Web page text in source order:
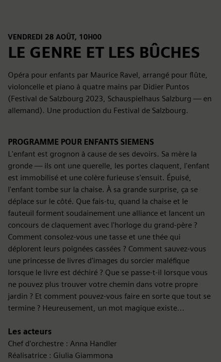
VENDREDI 28 AOÛT, 10H00
LE GENRE ET LES BÛCHES
Opéra pour enfants par Maurice Ravel, arrangé pour flûte,
violoncelle et piano à quatre mains par Didier Puntos
(Festival de Salzbourg 2023, Schauspielhaus Salzburg — en
allemand). Une production du Festival de Salzbourg.
PROGRAMME POUR ENFANTS SIEMENS
L'enfant est grognon à cause de ses devoirs. Sa mère la
gronde — ils ont une querelle, les portes claquent, l'enfant
est immobilisé et une colère furieuse s'ensuit. Épuisé,
l'enfant tombe sur la chaise. À sa grande surprise, ça se
déplace sur le côté. Que fais-tu, quand la chaise et le
fauteuil forment soudainement une alliance et lancent un
concours de claquement avec l'horloge du grand-père ?
Comment consolez-vous une tasse et une thée qui
déplorent leurs poignées cassées ? Comment sauvez-vous
une princesse de livres d'images du sorcier maléfique
lorsque le livre est déchiré ? Que se passe-t-il lorsque vous
ne pouvez plus trouver votre chemin dans votre propre
jardin ? Et comment pouvez-vous faire en sorte que tout se
termine ? Heureusement, un mot magique existe...
Les acteurs
Chef d'orchestre : Anna Handler
Réalisatrice : Giulia Giammona